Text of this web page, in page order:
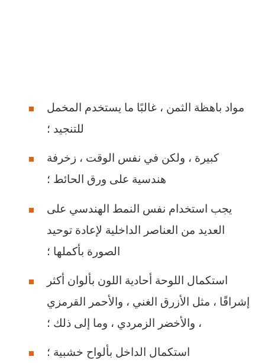
مواد باهظة الثمن ، غالبًا ما يستخدم المخمل
للتنجيد ؛
كبيرة ، ولكن في نفس الوقت ، زخرفة
هندسية على ورق الحائط ؛
يجب استخدام نفس النمط الهندسي على
العديد من العناصر الداخلية لإعادة توحيد
الصورة بأكملها ؛
استكمال اللوحة أحادية اللون بألوان أكثر
إشراقًا ، مثل الأزرق الغني ، والأحمر القرمزي
، والأخضر الزمردي ، وما إلى ذلك ؛
استكمال الداخل بألواح خشبية ؛